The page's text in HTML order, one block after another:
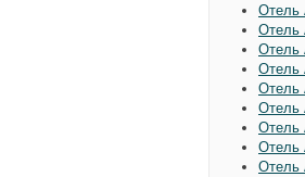
Отель
Отель
Отель
Отель
Отель
Отель
Отель
Отель
Отель